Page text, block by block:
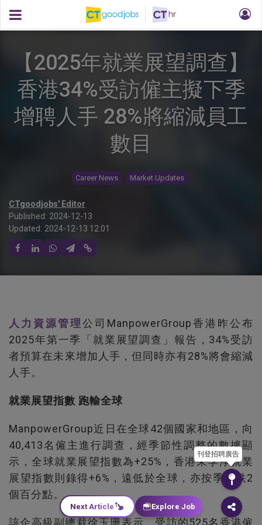
【2025年就業展望調查】
香港34%受訪僱主擬下季
增聘人手 28%將縮減員工
數目
Career News Market Updates
CTgoodjobs' Editor
Published: 2024-12-13
Updated: 2024-12-13 12:01
人力資源管理公司ManpowerGroup香港昨公布
2025年第一季「就業展望調查」報告，34%受訪
者預算在未來增加人手，但同時亦有28%將會縮減
人手。
就業展望指數 跑輸全球
ManpowerGroup近日在全球42個國家和地區，向
40,413名僱主進行調查，經季節性調整的數據顯
示，全球就業展望指數為+25%，香港來季淨就業
展望指數則錄得+6%，遠低於全球，亦按季下跌2
個百分點。
該企高級副總裁徐玉珊表示，受訪的525名香港僱
刊登招聘廣告
Next Article Explore Job